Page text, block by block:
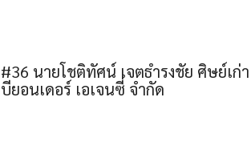
#36 นายโชติทัศน์ เจตธำรงชัย ศิษย์เ
บียอนเดอร์ เอเจนซี่ จำกัด